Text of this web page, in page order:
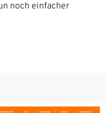
noch einfacher